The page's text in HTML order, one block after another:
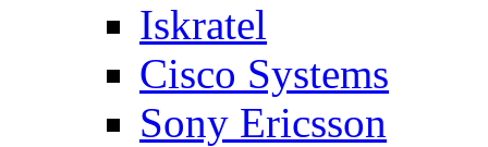
Iskratel
Cisco Systems
Sony Ericsson